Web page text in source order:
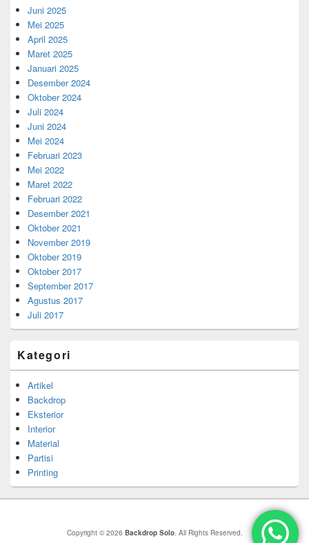
Juni 2025
Mei 2025
April 2025
Maret 2025
Januari 2025
Desember 2024
Oktober 2024
Juli 2024
Juni 2024
Mei 2024
Februari 2023
Mei 2022
Maret 2022
Februari 2022
Desember 2021
Oktober 2021
November 2019
Oktober 2019
Oktober 2017
September 2017
Agustus 2017
Juli 2017
Kategori
Artikel
Backdrop
Eksterior
Interior
Material
Partisi
Printing
Copyright © 2026 Backdrop Solo. All Rights Reserved.